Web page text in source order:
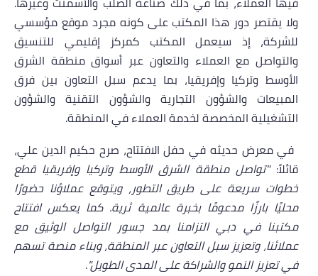
ولا يقتصر دور هذا المكتب على كونه مجرد موقع مؤسسي
للشركة، إذ سيعمل المكتب كمركز إقليمي للتنسيق
والتواصل مع العملاء والتعاون عبر أسواق منطقة الشرق
الأوسط وتركيا وإفريقيا، بما يدعم سبل التعاون بين فرق
المبيعات والشؤون التجارية والشؤون التقنية والشؤون
التشغيلية المخصصة لخدمة العملاء في المنطقة.
في معرض حديثه في حفل الافتتاح، صرح حكيم الدين علي،
قائلاً:"تواصل منطقة الشرق الأوسط وتركيا وإفريقيا قطع
خطوات سريعة على طريق التطور، ويتوقع عملاؤنا حضورًا
محليًا بارزًا مدعومًا بخبرة عالمية ثرية. كما يعكس افتتاح
مكتبنا في دبي التزامنا بمد جسور التواصل الوثيق مع
عملائنا، وتعزيز سبل التعاون عبر المنطقة، وبناء منصة تسهم
في تعزيز النمو والشراكة على المدى الطويل".